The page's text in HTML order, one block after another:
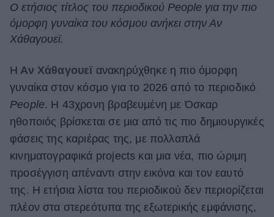
Cooking
Green
ΒΟΞ
Χωρίς Ταμπέλες
Women's Forum
Ο ετήσιος τίτλος του περιοδικού People για την πιο
όμορφη γυναίκα του κόσμου ανήκει στην Αν
Χάθαγουεϊ.
Η Αν Χάθαγουεϊ ανακηρύχθηκε η πιο όμορφη
γυναίκα στον κόσμο για το 2026 από το περιοδικό
People. Η 43χρονη βραβευμένη με Όσκαρ
ηθοποιός βρίσκεται σε μια από τις πιο δημιουργικές
φάσεις της καριέρας της, με πολλαπλά
κινηματογραφικά projects και μια νέα, πιο ώριμη
προσέγγιση απέναντι στην εικόνα και τον εαυτό
της. Η ετήσια λίστα του περιοδικού δεν περιορίζεται
πλέον στα στερεότυπα της εξωτερικής εμφάνισης,